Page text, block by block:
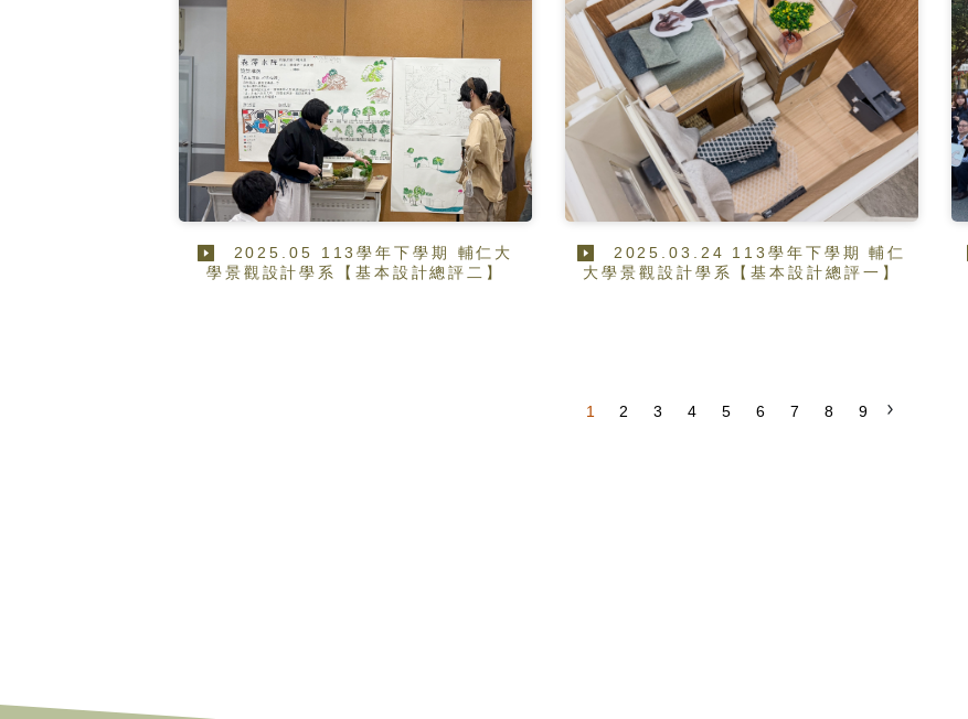
2025.05 113學年下學期 輔仁大
學景觀設計學系【基本設計總評二】
2025.03.24 113學年下學期 輔仁
大學景觀設計學系【基本設計總評一】
1 2 3 4 5 6 7 8 9